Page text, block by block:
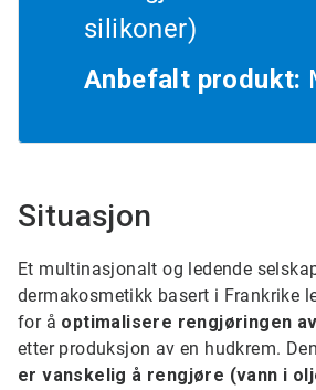
silikoner)
Anbefalt produkt:
Situasjon
Et multinasjonalt og ledende
dermakosmetikk basert i Frankrike
for å optimalisere rengjøringen
etter produksjon av en hudkrem.
er vanskelig å rengjøre (vann i